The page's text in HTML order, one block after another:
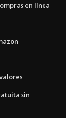
en línea
sin